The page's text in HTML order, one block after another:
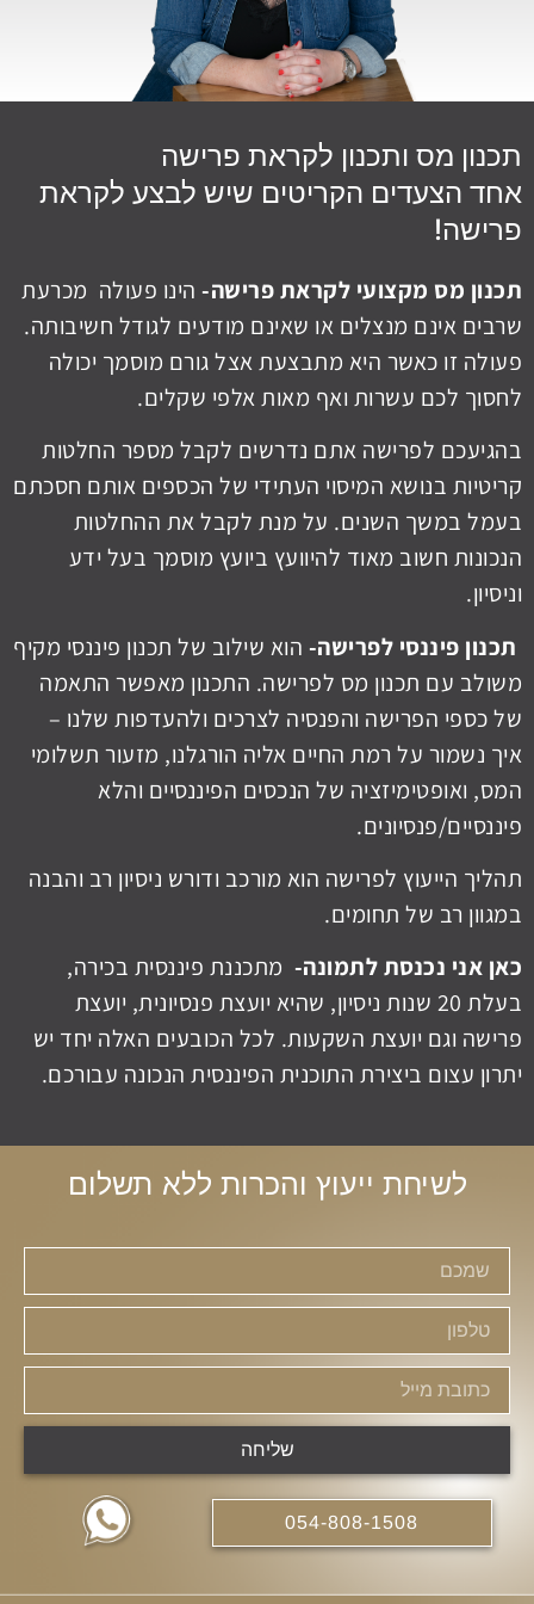
תכנון מס ותכנון לקראת פרישה
אחד הצעדים הקריטים שיש לבצע לקראת
פרישה!
תכנון מס מקצועי לקראת פרישה- הינו פעולה מכרעת
שרבים אינם מנצלים או שאינם מודעים לגודל חשיבותה.
פעולה זו כאשר היא מתבצעת אצל גורם מוסמך יכולה
לחסוך לכם עשרות ואף מאות אלפי שקלים.
בהגיעכם לפרישה אתם נדרשים לקבל מספר החלטות
קריטיות בנושא המיסוי העתידי של הכספים אותם חסכתם
בעמל במשך השנים. על מנת לקבל את ההחלטות
הנכונות חשוב מאוד להיוועץ ביועץ מוסמך בעל ידע
וניסיון.
תכנון פיננסי לפרישה- הוא שילוב של תכנון פיננסי מקיף
משולב עם תכנון מס לפרישה. התכנון מאפשר התאמה
של כספי הפרישה והפנסיה לצרכים ולהעדפות שלנו –
איך נשמור על רמת החיים אליה הורגלנו, מזעור תשלומי
המס, ואופטימיזציה של הנכסים הפיננסיים והלא
פיננסיים/פנסיונים.
תהליך הייעוץ לפרישה הוא מורכב ודורש ניסיון רב והבנה
במגוון רב של תחומים.
כאן אני נכנסת לתמונה- מתכננת פיננסית בכירה,
בעלת 20 שנות ניסיון, שהיא יועצת פנסיונית, יועצת
פרישה וגם יועצת השקעות. לכל הכובעים האלה יחד יש
יתרון עצום ביצירת התוכנית הפיננסית הנכונה עבורכם.
לשיחת ייעוץ והכרות ללא תשלום
שליחה
054-808-1508